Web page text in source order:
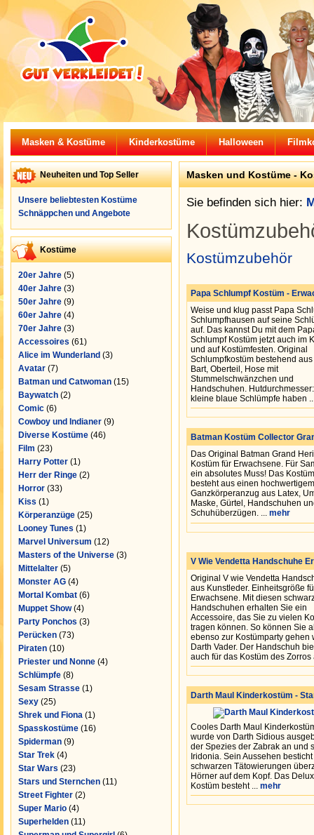
Masken & Kostüme Kinderkostüme Halloween
Neuheiten und Top Seller
Unsere beliebtesten Kostüme
Schnäppchen und Angebote
Kostüme
20er Jahre (5)
40er Jahre (3)
50er Jahre (9)
60er Jahre (4)
70er Jahre (3)
Accessoires (61)
Alice im Wunderland (3)
Avatar (7)
Batman und Catwoman (15)
Baywatch (2)
Comic (6)
Cowboy und Indianer (9)
Diverse Kostüme (46)
Film (23)
Harry Potter (1)
Herr der Ringe (2)
Horror (33)
Kiss (1)
Körperanzüge (25)
Looney Tunes (1)
Marvel Universum (12)
Masters of the Universe (3)
Mittelalter (5)
Monster AG (4)
Mortal Kombat (6)
Muppet Show(4)
Party Ponchos (3)
Perücken (73)
Piraten (10)
Priester und Nonne (4)
Schlümpfe (8)
Sesam Strasse (1)
Sexy (25)
Shrek und Fiona (1)
Spasskostüme (16)
Spiderman (9)
Star Trek (4)
Star Wars (23)
Stars und Sternchen (11)
Street Fighter (2)
Super Mario (4)
Superhelden (11)
Masken und Kostüme -
Sie befinden sich hier:
Kostümzubehör
Papa Schlumpf Kostüm -
Weise und klug passt Papa
Schlumpfhausen auf seine
auf. Das kannst Du mit dem
Schlumpf Kostüm jetzt auch im
und auf Kostümfesten. Original
Schlumpfkostüm bestehend aus
Bart, Oberteil, Hose mit
Stummelschwänzchen und
Handschuhen.
kleine blaue Schlümpfe haben
Batman Kostüm Collector
Das Original Batman Grand
Kostüm für Erwachsene. Für
ein absolutes Muss! Das Kostüm
besteht aus einen hochwertigem
Ganzkörperanzug aus Latex,
Maske, Gürtel, Handschuhen
Schuhüberzügen. ... mehr
V Wie Vendetta Handschuhe
Original V wie Vendetta
aus Kunstleder. Einheitsgröße
Erwachsene. Mit diesen
Handschuhen erhalten Sie ein
Accessoire, das Sie zu vielen
tragen können. So können Sie
ebenso zur Kostümparty gehen
Darth Vader. Der Handschuh
auch für das Kostüm des Zorros
Darth Maul Kinderkostüm -
Cooles Darth Maul
wurde von Darth Sidious
der Spezies der Zabrak an und
Iridonia. Sein Aussehen
schwarzen Tätowierungen
Hörner auf dem Kopf. Das
Kostüm besteht ... mehr